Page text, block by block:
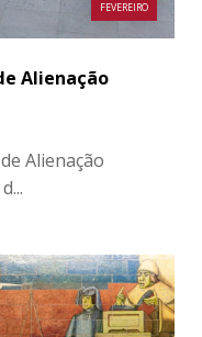
FEVEREIRO
Alienação
Alienação